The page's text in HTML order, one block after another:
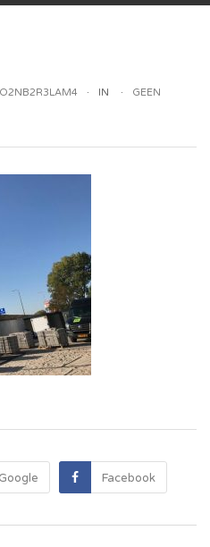
IN
GEEN
Google Facebook